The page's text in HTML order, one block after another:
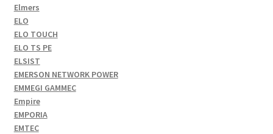
Elmers
ELO
ELO TOUCH
ELO TS PE
ELSIST
EMERSON NETWORK POWER
EMMEGI GAMMEC
Empire
EMPORIA
EMTEC